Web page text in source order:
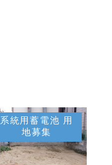
系統用蓄電池 用
地募集